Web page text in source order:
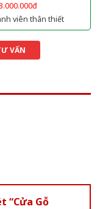
viên thân thiết
VẤN
“Cửa Gỗ